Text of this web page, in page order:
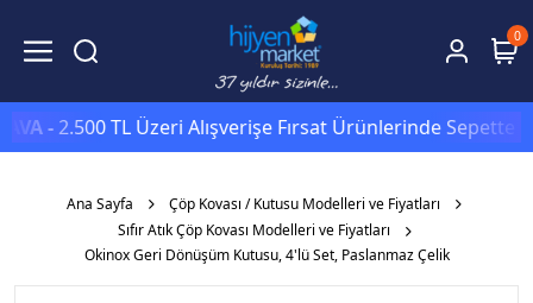
0
2.500 TL Üzeri Alışverişe Fırsat Ürünlerinde Sepette
Ana Sayfa
Çöp Kovası / Kutusu Modelleri ve Fiyatları
Sıfır Atık Çöp Kovası Modelleri ve Fiyatları
Okinox Geri Dönüşüm Kutusu, 4'lü Set, Paslanmaz Çelik